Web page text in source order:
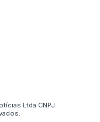
Ltda CNPJ